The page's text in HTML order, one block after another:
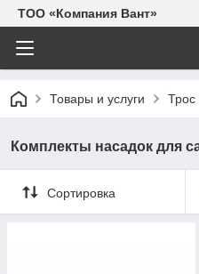
ТОО «Компания Вант»
Товары и услуги Трос
Комплекты насадок для
Сортировка